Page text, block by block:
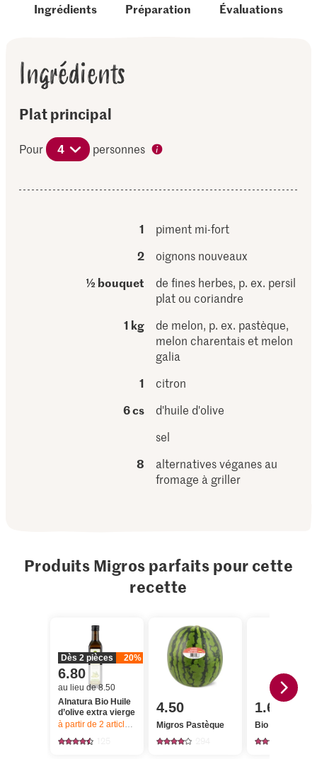
Ingrédients Préparation Évaluations
Ingrédients
Plat principal
Pour 4 personnes
1
piment mi-fort
2
oignons nouveaux
½ bouquet
de fines herbes, p. ex. persil
plat ou coriandre
1 kg
de melon, p. ex. pastèque,
melon charentais et melon
galia
1
citron
6 cs
d'huile d'olive
sel
8
alternatives véganes au
fromage à griller
Produits Migros parfaits pour cette
recette
Dès 2 pièces 20%
6.80
au lieu de 8.50
Alnatura Bio Huile
d’olive extra vierge
à partir de 2 articles, Offre valable du 6.8 au 12.8.2026, jusqu’à
4.50
Migros Pastèque
1.60
Bio Persil plat